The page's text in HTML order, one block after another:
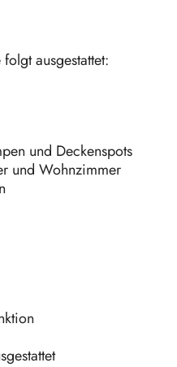
ausgestattet:
und Deckenspots
und Wohnzimmer